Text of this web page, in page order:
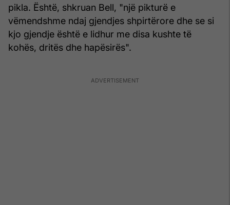
pikla. Është, shkruan Bell, "një pikturë e
vëmendshme ndaj gjendjes shpirtërore dhe se si
kjo gjendje është e lidhur me disa kushte të
kohës, dritës dhe hapësirës".